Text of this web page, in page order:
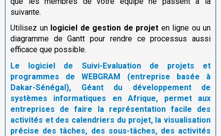
suivante.
Utilisez unlogiciel de gestion de projet en ligne ou un
diagramme de Gantt pour rendre ce processus aussi
efficace que possible.
Le logiciel de Suivi-Evaluation de projets et
programmes de WEBGRAM (entreprise basée à
Dakar-Sénégal), Géant du développement de
systèmes informatiques en Afrique, permet aux
entreprises de faire la représentation facile des
activités et des calendriers du projet, la visualisation
précise des tâches, des sous-tâches, des activités